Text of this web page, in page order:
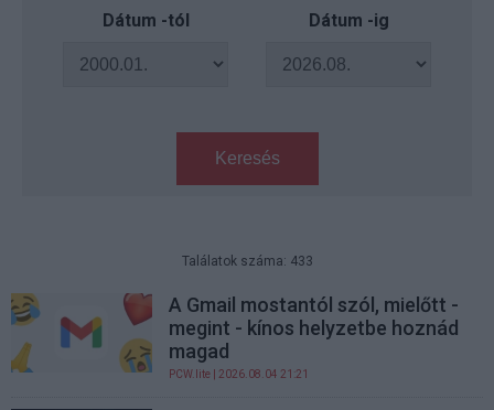
Dátum -tól Dátum -ig
Keresés
Találatok száma: 433
A Gmail mostantól szól, mielőtt -
megint - kínos helyzetbe hoznád
magad
PCW.lite | 2026.08.04 21:21